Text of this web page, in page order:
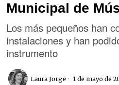
Municipal de
Los más pequeños han
instalaciones y han
instrumento
Laura Jorge 1 de mayo de